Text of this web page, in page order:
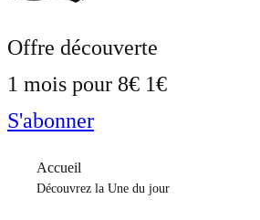
Offre découverte
1 mois pour 8€ 1€
S'abonner
Accueil
Découvrez la Une du jour